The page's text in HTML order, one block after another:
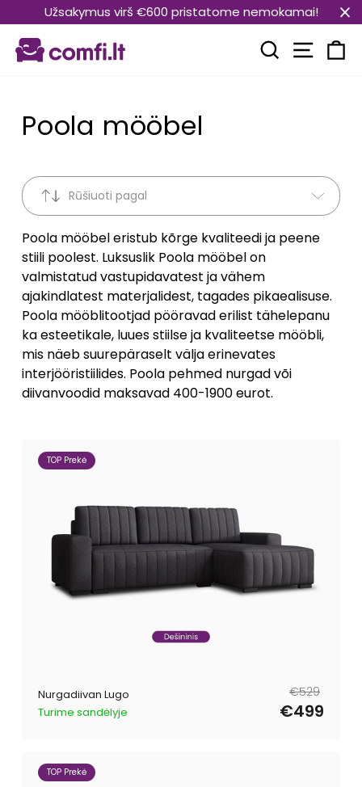
Translation
missing:
et.general.accessibility.skip_to_content
Užsakymus virš €600 pristatome nemokamai!
Translation
Poola mööbel
Rūšiuoti pagal
Poola mööbel eristub kõrge kvaliteedi ja peene
stiili poolest. Luksuslik Poola mööbel on
valmistatud vastupidavatest ja vähem
ajakindlatest materjalidest, tagades pikaealisuse.
Poola mööblitootjad pööravad erilist tähelepanu
ka esteetikale, luues stiilse ja kvaliteetse mööbli,
mis näeb suurepäraselt välja erinevates
interjööristiilides. Poola pehmed nurgad või
diivanvoodid maksavad 400-1900 eurot.
TOP Prekė
Nurgadiivan Lugo
Turime sandėlyje
Tavahind
€529
Müügihind
€499
TOP Prekė